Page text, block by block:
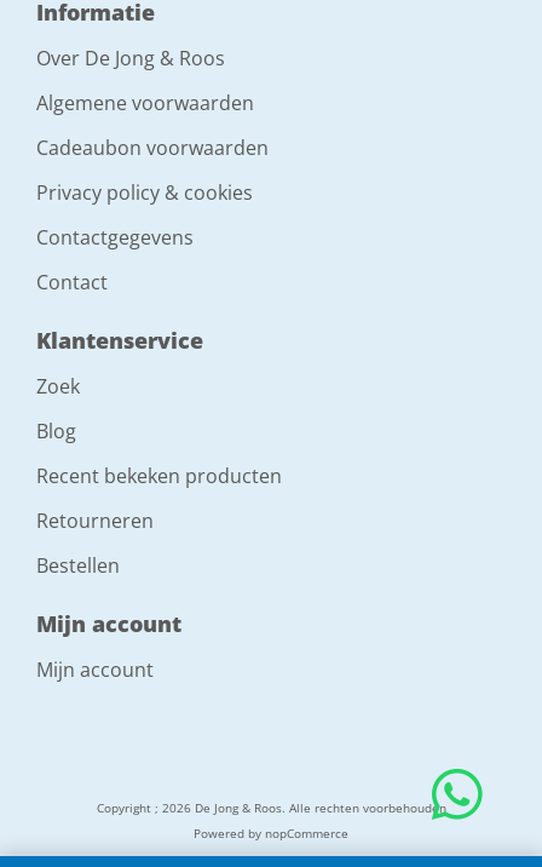
Informatie
Over De Jong & Roos
Algemene voorwaarden
Cadeaubon voorwaarden
Privacy policy & cookies
Contactgegevens
Contact
Klantenservice
Zoek
Blog
Recent bekeken producten
Retourneren
Bestellen
Mijn account
Mijn account
Copyright ; 2026 De Jong & Roos. Alle rechten voorbehouden
Powered by nopCommerce